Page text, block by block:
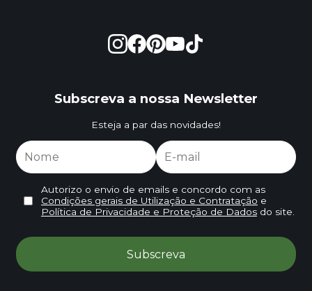
Subscreva a nossa Newsletter
Esteja a par das novidades!
Autorizo o envio de emails e concordo com as
Condições gerais de Utilização e Contratação e
Política de Privacidade e Proteção de Dadosdo site.